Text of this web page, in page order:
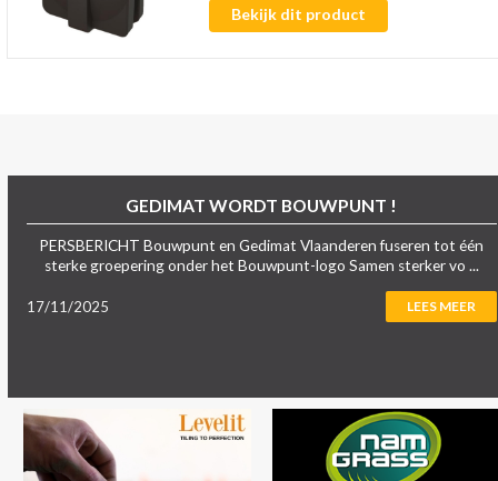
Bekijk dit product
GEDIMAT WORDT BOUWPUNT !
PERSBERICHT Bouwpunt en Gedimat Vlaanderen fuseren tot één
sterke groepering onder het Bouwpunt-logo Samen sterker vo ...
17/11/2025 LEES MEER